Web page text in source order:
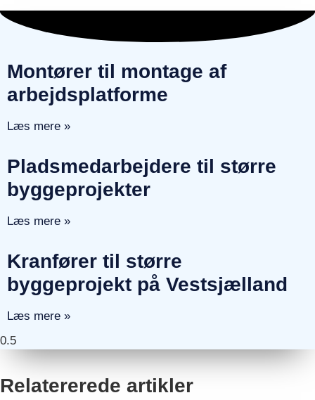
Montører til montage af
arbejdsplatforme
Læs mere »
Pladsmedarbejdere til større
byggeprojekter
Læs mere »
Kranfører til større
byggeprojekt på Vestsjælland
Læs mere »
Relatererede artikler